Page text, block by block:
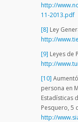
http://
11-2013.pdf
[8] Ley
http://
[9] Leyes de
http://
[10]
persona en
Estadísticas
Pesquero, 5
http://